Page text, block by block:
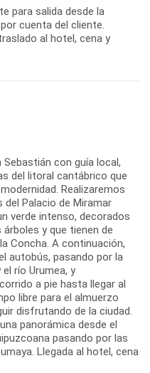
para salida desde la
cuenta del cliente.
al hotel, cena y
Sebastián con guía local,
del litoral cantábrico que
Realizaremos
del Palacio de Miramar
verde intenso, decorados
y que tienen de
Concha. A continuación,
autobús, pasando por la
río Urumea, y
a pie hasta llegar al
libre para el almuerzo
disfrutando de la ciudad.
panorámica desde el
pasando por las
Llegada al hotel, cena